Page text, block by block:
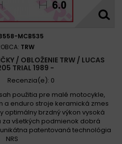
MCB535
TRW
/ OBLOŽENIE TRW / LUCAS
TRIAL 1989 -
Recenzia(e): 0
použitia pre malé motocykle,
a enduro stroje keramická zmes
optimálny brzdný výkon vysoká
všetkých podmienok dobrá
patentovaná technológia
NRS